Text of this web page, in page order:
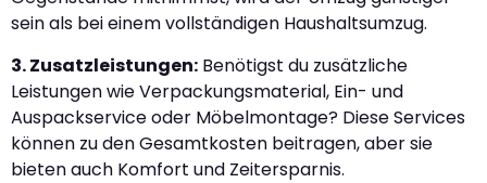
sein als bei einem vollständigen Haushaltsumzug.
3. Zusatzleistungen: Benötigst du zusätzliche
Leistungen wie Verpackungsmaterial, Ein- und
Auspackservice oder Möbelmontage? Diese Services
können zu den Gesamtkosten beitragen, aber sie
bieten auch Komfort und Zeitersparnis.